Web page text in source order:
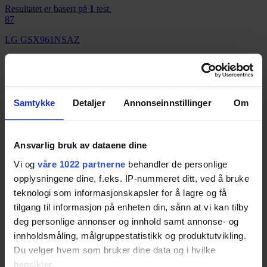
Samtykke Detaljer Annonseinnstillinger Om
Ansvarlig bruk av dataene dine
Vi og våre 1022 partnerne behandler de personlige
opplysningene dine, f.eks. IP-nummeret ditt, ved å bruke
teknologi som informasjonskapsler for å lagre og få
tilgang til informasjon på enheten din, sånn at vi kan tilby
deg personlige annonser og innhold samt annonse- og
innholdsmåling, målgruppestatistikk og produktutvikling.
Du velger hvem som bruker dine data og i hvilke
hensikter.
Resultatet er basert på 1 test.
87
LG GSX961NSAZ
Resultatet er basert på
Resultatet er basert på
2tester.
85
LG GBB60NSYQE
Resultatet er basert på1test.
Samsung RF24HSESCSR
Resultatet er basert på2tester.
84
Samsung Family Hub 2.0 RB38M7998S4
Resultatet er basert på